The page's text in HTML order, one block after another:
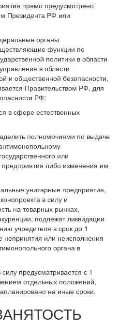
прямо предусмотрено
Президента РФ или
органы
функции по
политики в области
в области
и общественной безопасности,
Правительством РФ, для
РФ;
в сфере естественных
полномочиями по выдаче
или
предприятия либо изменения им
унитарные предприятия,
в силу и
на товарных рынках,
подлежат ликвидации
учредителя в срок до 1
непринятия или неисполнения
органа в
предусматривается с 1
отдельных положений,
на иные сроки.